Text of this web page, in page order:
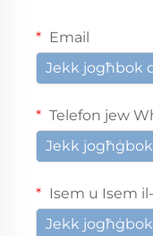
Email
Telefon jew
Isem u Isem